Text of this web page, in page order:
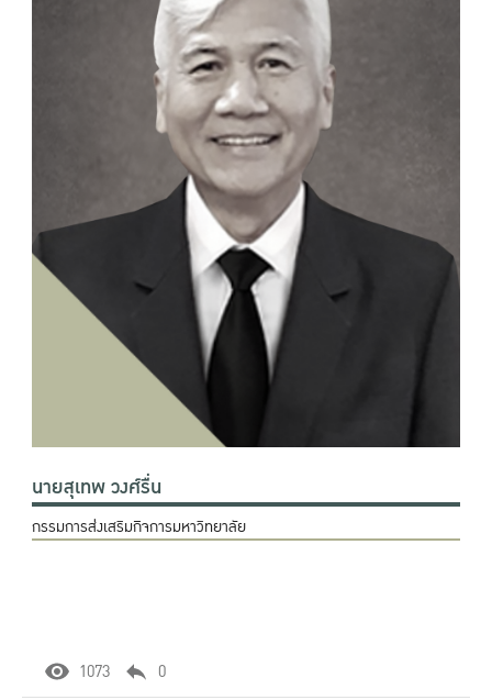
นายสุเทพ วงศ์รื่น
กรรมการส่งเสริมกิจการมหาวิทยาลัย
1073 0